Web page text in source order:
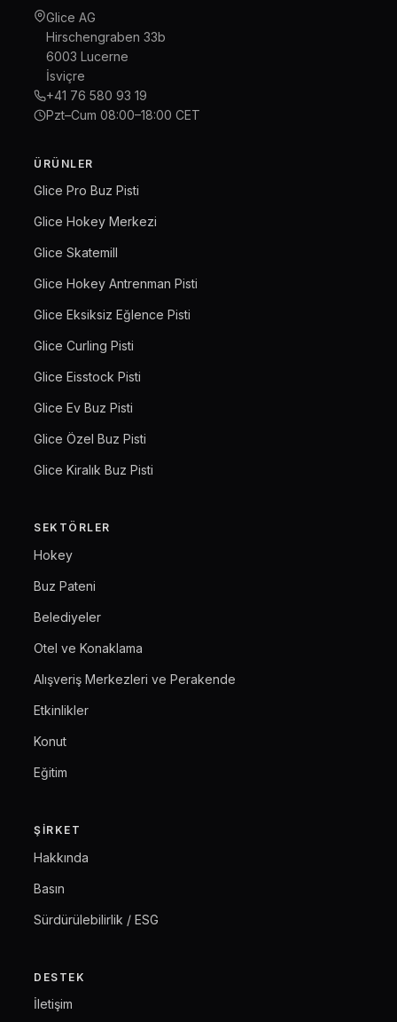
Glice AG
Hirschengraben 33b
6003 Lucerne
İsviçre
+41 76 580 93 19
Pzt–Cum 08:00–18:00 CET
ÜRÜNLER
Glice Pro Buz Pisti
Glice Hokey Merkezi
Glice Skatemill
Glice Hokey Antrenman Pisti
Glice Eksiksiz Eğlence Pisti
Glice Curling Pisti
Glice Eisstock Pisti
Glice Ev Buz Pisti
Glice Özel Buz Pisti
Glice Kiralık Buz Pisti
SEKTÖRLER
Hokey
Buz Pateni
Belediyeler
Otel ve Konaklama
Alışveriş Merkezleri ve Perakende
Etkinlikler
Konut
Eğitim
ŞIRKET
Hakkında
Basın
Sürdürülebilirlik / ESG
DESTEK
İletişim